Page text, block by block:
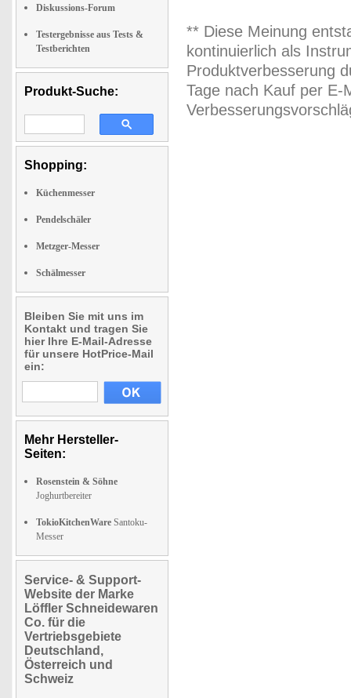
Diskussions-Forum
Testergebnisse aus Tests &
Testberichten
Produkt-Suche:
Shopping:
Küchenmesser
Pendelschäler
Metzger-Messer
Schälmesser
Bleiben Sie mit uns im
Kontakt und tragen Sie
hier Ihre E-Mail-Adresse
für unsere HotPrice-Mail
ein:
Mehr Hersteller-
Seiten:
Rosenstein & Söhne
Joghurtbereiter
TokioKitchenWare Santoku-
Messer
Service- & Support-
Website der Marke
Löffler Schneidewaren
Co. für die
Vertriebsgebiete
Deutschland,
Österreich und
Schweiz
** Diese Meinung
kontinuierlich als
Produktverbesserung
Tage nach Kauf per E-